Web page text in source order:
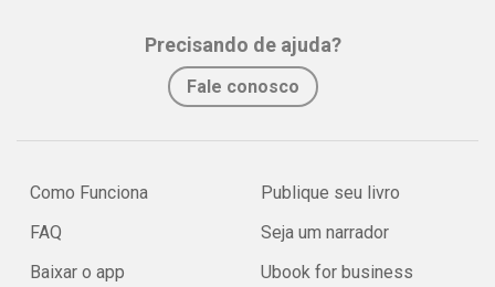
Precisando de ajuda?
Fale conosco
Como Funciona
FAQ
Baixar o app
Publique seu livro
Seja um narrador
Ubook for business